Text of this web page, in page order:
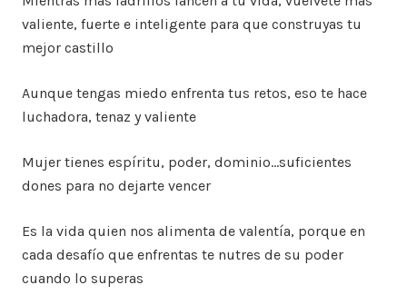
valiente, fuerte e inteligente para que construyas tu
mejor castillo
Aunque tengas miedo enfrenta tus retos, eso te hace
luchadora, tenaz y valiente
Mujer tienes espíritu, poder, dominio…suficientes
dones para no dejarte vencer
Es la vida quien nos alimenta de valentía, porque en
cada desafío que enfrentas te nutres de su poder
cuando lo superas